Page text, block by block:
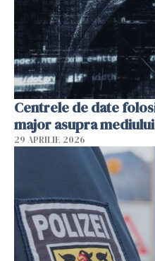
Centrele de date
major asupra mediului
29 APRILIE 2026